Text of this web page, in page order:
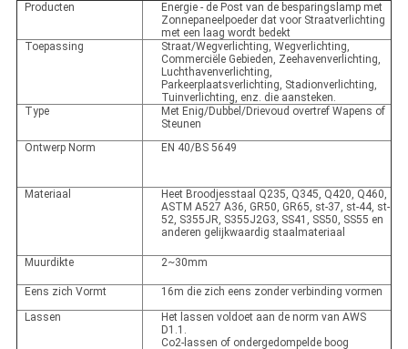
Producten
Energie - de Post van de besparingslamp met
Zonnepaneelpoeder dat voor Straatverlichting
met een laag wordt bedekt
Toepassing
Straat/Wegverlichting, Wegverlichting,
Commerciële Gebieden, Zeehavenverlichting,
Luchthavenverlichting,
Parkeerplaatsverlichting, Stadionverlichting,
Tuinverlichting, enz. die aansteken.
Type
Met Enig/Dubbel/Drievoud overtref Wapens of
Steunen
Ontwerp Norm
EN 40/BS 5649
Materiaal
Heet Broodjesstaal Q235, Q345, Q420, Q460,
ASTM A527 A36, GR50, GR65, st-37, st-44, st-
52, S355JR, S355J2G3, SS41, SS50, SS55 en
anderen gelijkwaardig staalmateriaal
Muurdikte 2~30mm
Eens zich Vormt
16m die zich eens zonder verbinding vormen
Lassen
Het lassen voldoet aan de norm van AWS
D1.1.
Co2-lassen of ondergedompelde boog